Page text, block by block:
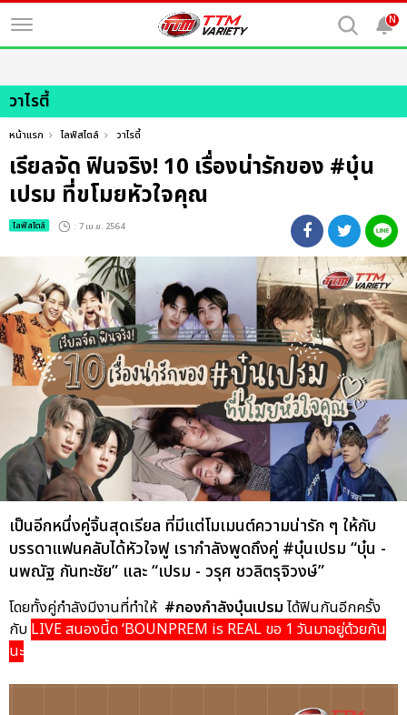
N
วาไรตี้
หน้าแรก ไลฟ์สไตล์ วาไรตี้
เรียลจัด ฟินจริง! 10 เรื่องน่ารักของ #บุ๋น
เปรม ที่ขโมยหัวใจคุณ
ไลฟ์สไตล์ : 7 เม.ย. 2564
เป็นอีกหนึ่งคู่จิ้นสุดเรียล ที่มีแต่โมเมนต์ความน่ารัก ๆ ให้กับ
บรรดาแฟนคลับได้หัวใจฟู เรากำลังพูดถึงคู่ #บุ๋นเปรม “บุ๋น -
นพณัฐ กันทะชัย” และ “เปรม - วรุศ ชวลิตรุจิวงษ์”
โดยทั้งคู่กำลังมีงานที่ทำให้#กองกำลังบุ๋นเปรม ได้ฟินกันอีกครั้ง
กับ LIVE สนองนี้ด ‘BOUNPREM is REAL ขอ 1 วันมาอยู่ด้วยกัน
นะ